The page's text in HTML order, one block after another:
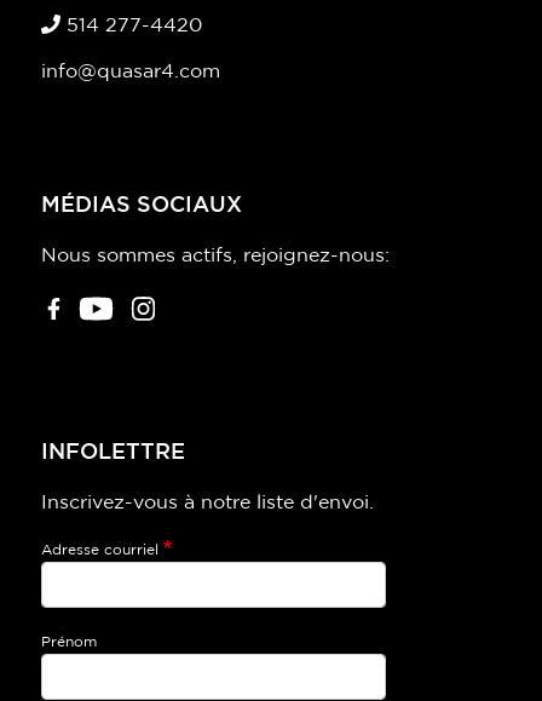
514 277-4420
info@quasar4.com
MÉDIAS SOCIAUX
Nous sommes actifs, rejoignez-nous:
INFOLETTRE
Inscrivez-vous à notre liste d'envoi.
Adresse courriel
Prénom